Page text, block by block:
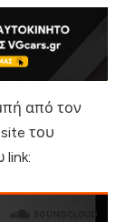
από τον
του